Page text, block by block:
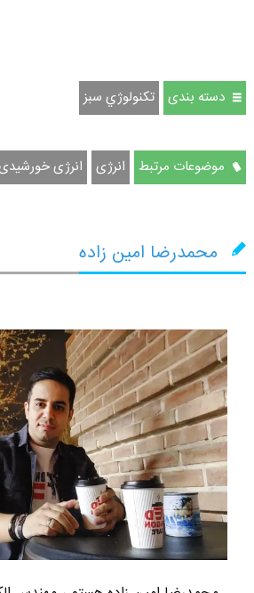
دسته بندی تكنولوژي سبز
موضوعات مرتبط انرژی انرژی
محمدرضا امین زاده